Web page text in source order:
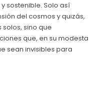
sostenible. Solo así
del cosmos y quizás,
sino que
que, en su modesta
sean invisibles para